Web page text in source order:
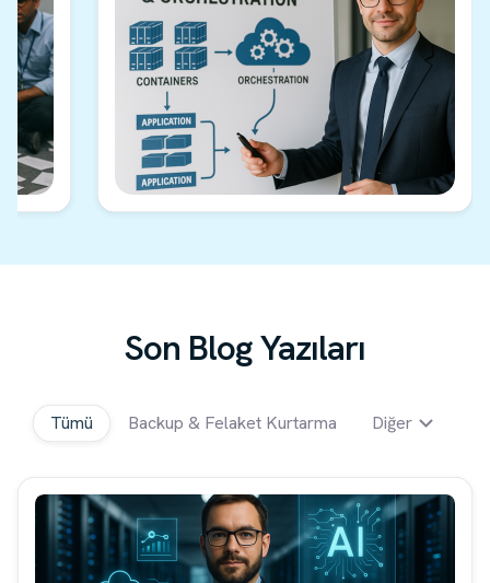
Son Blog Yazıları
Tümü Backup & Felaket Kurtarma Diğer